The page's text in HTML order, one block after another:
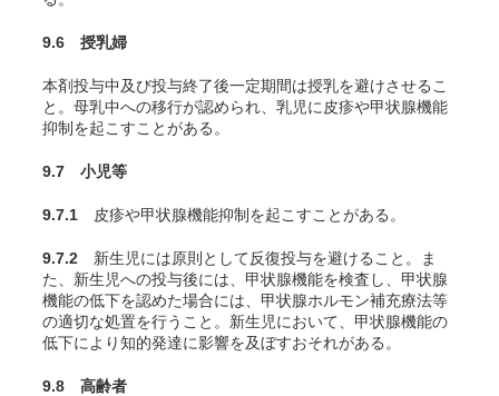
9.6 授乳婦
本剤投与中及び投与終了後一定期間は授乳を避けさせるこ
と。母乳中への移行が認められ、乳児に皮疹や甲状腺機能
抑制を起こすことがある。
9.7 小児等
9.7.1 皮疹や甲状腺機能抑制を起こすことがある。
9.7.2 新生児には原則として反復投与を避けること。ま
た、新生児への投与後には、甲状腺機能を検査し、甲状腺
機能の低下を認めた場合には、甲状腺ホルモン補充療法等
の適切な処置を行うこと。新生児において、甲状腺機能の
低下により知的発達に影響を及ぼすおそれがある。
9.8 高齢者